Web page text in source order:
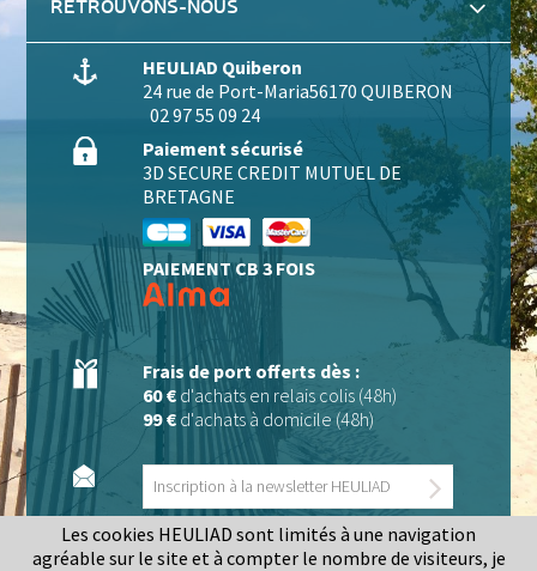
RETROUVONS-NOUS
HEULIAD Quiberon
24 rue de Port-Maria56170 QUIBERON
02 97 55 09 24
Paiement sécurisé
3D SECURE CREDIT MUTUEL DE
BRETAGNE
PAIEMENT CB 3 FOIS
Frais de port offerts dès :
60 € d'achats en relais colis (48h)
99 € d'achats à domicile (48h)
Les cookies HEULIAD sont limités à une navigation
agréable sur le site et à compter le nombre de visiteurs, je